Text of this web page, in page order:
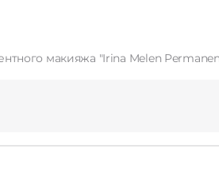
макияжа "Irina Melen